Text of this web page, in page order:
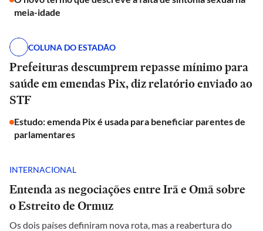
meia-idade
COLUNA DO ESTADÃO
Prefeituras descumprem repasse mínimo para
saúde em emendas Pix, diz relatório enviado ao
STF
Estudo: emenda Pix é usada para beneficiar parentes de
parlamentares
INTERNACIONAL
Entenda as negociações entre Irã e Omã sobre
o Estreito de Ormuz
Os dois países definiram nova rota, mas a reabertura do